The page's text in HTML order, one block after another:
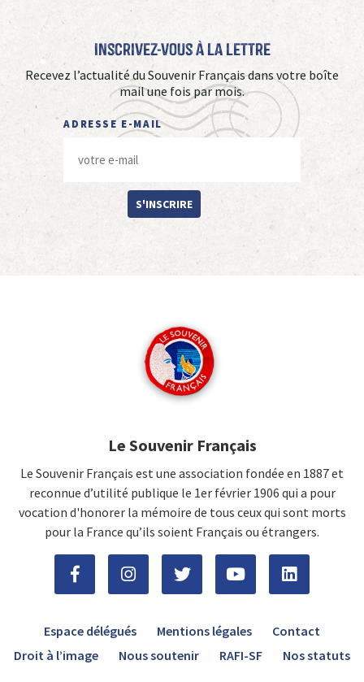
Inscrivez-vous à La Lettre
Recevez l’actualité du Souvenir Français dans votre boîte
mail une fois par mois.
ADRESSE E-MAIL
S'INSCRIRE
Le Souvenir Français
Le Souvenir Français est une association fondée en 1887 et
reconnue d’utilité publique le 1er février 1906 qui a pour
vocation d'honorer la mémoire de tous ceux qui sont morts
pour la France qu’ils soient Français ou étrangers.
Espace délégués Mentions légales
Contact
Droit à l’image
Nous soutenir RAFI-SF Nos statuts